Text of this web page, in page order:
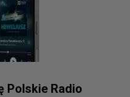
Polskie Radio